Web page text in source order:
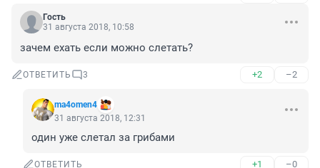
Гость
31 августа 2018, 10:58
зачем ехать если можно слетать?
ОТВЕТИТЬ 3 +2 –2
ma4omen4
31 августа 2018, 12:31
один уже слетал за грибами
ОТВЕТИТЬ +1 –0